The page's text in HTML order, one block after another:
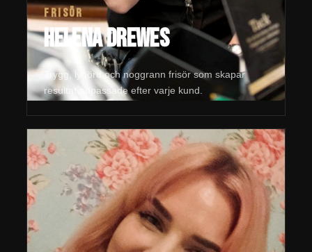
FRISÖR
Helena Drewes
Trygg, lyhörd och noggrann frisör som skapar
resultat anpassade efter varje kund.